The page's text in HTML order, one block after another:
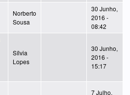
Norberto
Sousa
30 Junho,
2016 -
08:42
Sílvia
Lopes
30 Junho,
2016 -
15:17
7 Julho,